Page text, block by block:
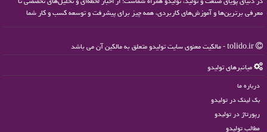
معرفی برترین‌ها و آموزش‌های کاربردی، همه چیز برای پیشرفت و توسعه کسب و کار شما
میانبرهای تولیدو
درباره ما
بک لینک در تولیدو
رپورتاژ در تولیدو
مطالب تولیدو